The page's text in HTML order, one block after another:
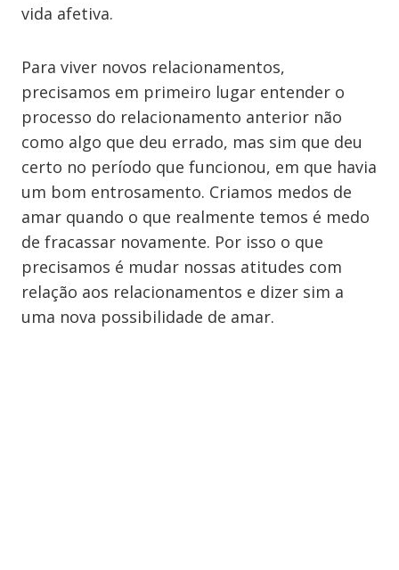
vida afetiva.
Para viver novos relacionamentos,
precisamos em primeiro lugar entender o
processo do relacionamento anterior não
como algo que deu errado, mas sim que deu
certo no período que funcionou, em que havia
um bom entrosamento. Criamos medos de
amar quando o que realmente temos é medo
de fracassar novamente. Por isso o que
precisamos é mudar nossas atitudes com
relação aos relacionamentos e dizer sim a
uma nova possibilidade de amar.